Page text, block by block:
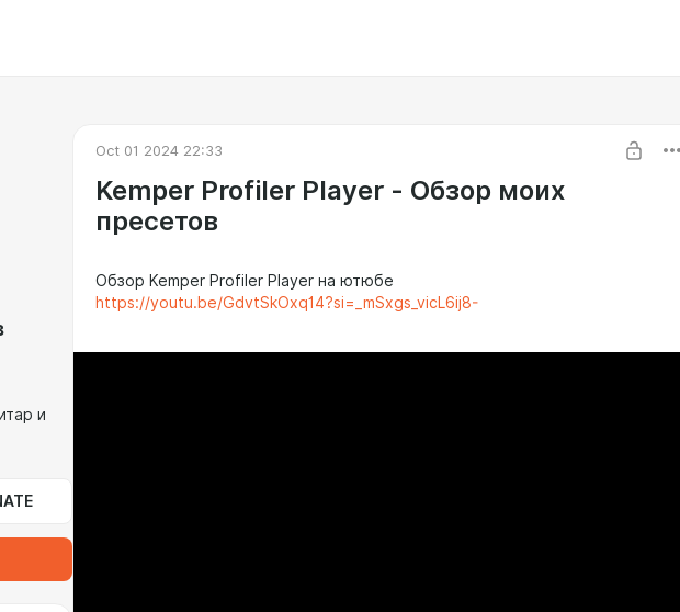
и
Oct 01 2024 22:33
Kemper Profiler Player - Обзор моих
пресетов
Обзор Kemper Profiler Player на ютюбе
https://youtu.be/GdvtSkOxq14?si=_mSxgs_vicL6ij8-